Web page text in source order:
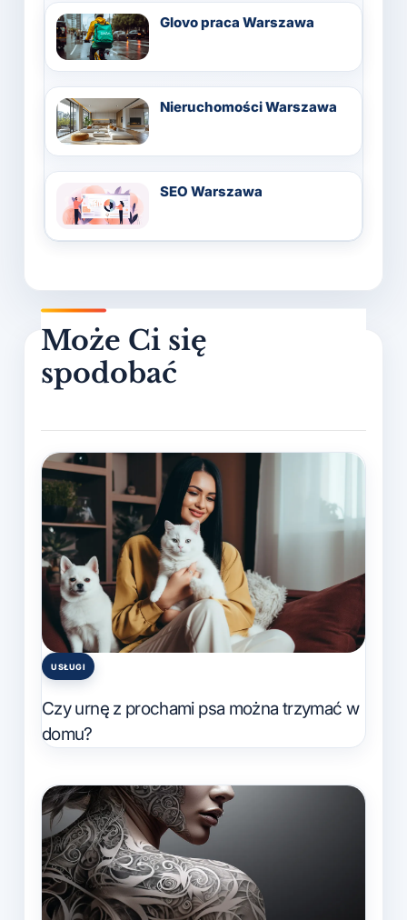
Glovo praca Warszawa
Nieruchomości Warszawa
SEO Warszawa
Posted
USŁUGI
Czy urnę z prochami psa można trzymać w
domu?